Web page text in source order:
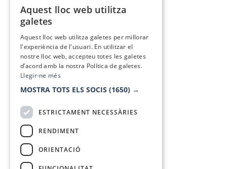
Aquest lloc web utilitza
galetes
Aquest lloc web utilitza galetes per millorar
l'experiència de l'usuari. En utilitzar el
nostre lloc web, accepteu totes les galetes
d’acord amb la nostra Política de galetes.
Llegir-ne més
MOSTRA TOTS ELS SOCIS (1650) →
ESTRICTAMENT NECESSÀRIES
RENDIMENT
ORIENTACIÓ